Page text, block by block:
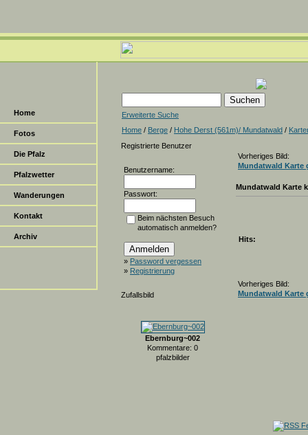
Home
Fotos
Die Pfalz
Pfalzwetter
Wanderungen
Kontakt
Archiv
Erweiterte Suche
Home / Berge / Hohe Derst (561m)/ Mundatwald /
Registrierte Benutzer
Benutzername:
Passwort:
Beim nächsten Besuch
automatisch anmelden?
» Password vergessen
» Registrierung
Zufallsbild
Ebernburg~002
Kommentare: 0
pfalzbilder
Vorheriges Bild:
Mundatwald Karte
Mundatwald Karte
Hits:
Vorheriges Bild:
Mundatwald Karte